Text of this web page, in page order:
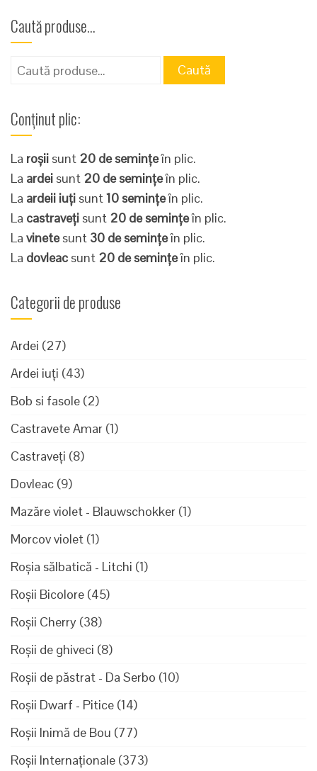
Caută produse…
Caută
Caută
Conținut plic:
La roșii sunt 20 de semințeîn plic.
La ardei sunt 20 de semințeîn plic.
La ardeii iuți sunt10 semințeîn plic.
La castraveți sunt 20 de semințeîn plic.
La vinetesunt 30 de semințeîn plic.
La dovleac sunt 20 de semințeîn plic.
Categorii de produse
Ardei (27)
Ardei iuți (43)
Bob si fasole (2)
Castravete Amar (1)
Castraveți (8)
Dovleac (9)
Mazăre violet - Blauwschokker (1)
Morcov violet (1)
Roșia sălbatică - Litchi (1)
Roșii Bicolore (45)
Roșii Cherry (38)
Roșii de ghiveci (8)
Roșii de păstrat - Da Serbo (10)
Roșii Dwarf - Pitice (14)
Roșii Inimă de Bou (77)
Roșii Internaționale (373)